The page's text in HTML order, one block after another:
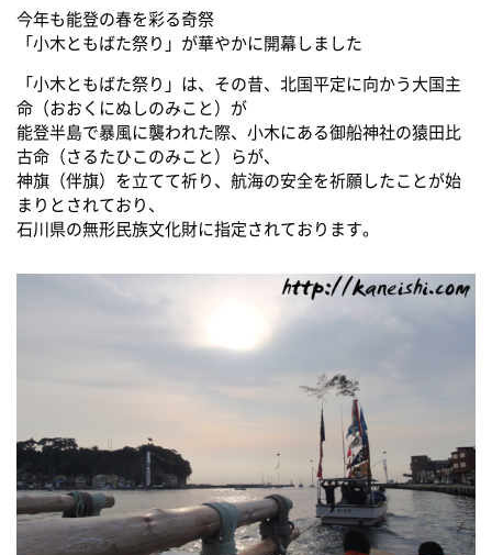
今年も能登の春を彩る奇祭
「小木ともばた祭り」が華やかに開幕しました
「小木ともばた祭り」は、その昔、北国平定に向かう大国主
命（おおくにぬしのみこと）が
能登半島で暴風に襲われた際、小木にある御船神社の猿田比
古命（さるたひこのみこと）らが、
神旗（伴旗）を立てて祈り、航海の安全を祈願したことが始
まりとされており、
石川県の無形民族文化財に指定されております。